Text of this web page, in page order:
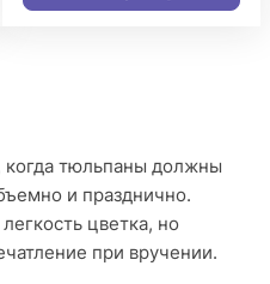
тюльпаны должны
и празднично.
цветка, но
при вручении.